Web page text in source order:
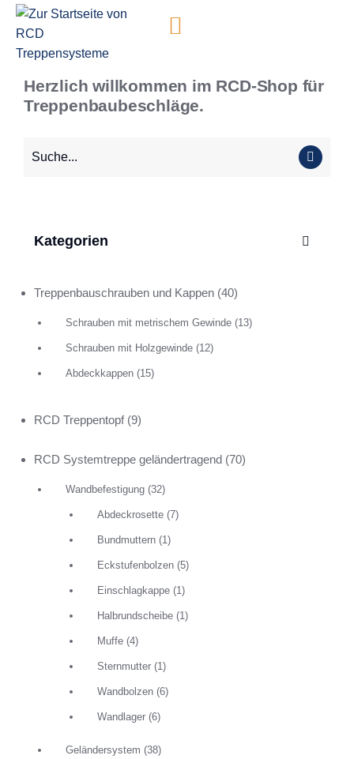
springen
Herzlich willkommen im RCD-Shop für
Treppenbaubeschläge.
Kategorien
Treppenbauschrauben und Kappen (40)
Schrauben mit metrischem Gewinde (13)
Schrauben mit Holzgewinde (12)
Abdeckkappen (15)
RCD Treppentopf (9)
RCD Systemtreppe geländertragend (70)
Wandbefestigung (32)
Abdeckrosette (7)
Bundmuttern (1)
Eckstufenbolzen (5)
Einschlagkappe (1)
Halbrundscheibe (1)
Muffe (4)
Sternmutter (1)
Wandbolzen (6)
Wandlager (6)
Geländersystem (38)